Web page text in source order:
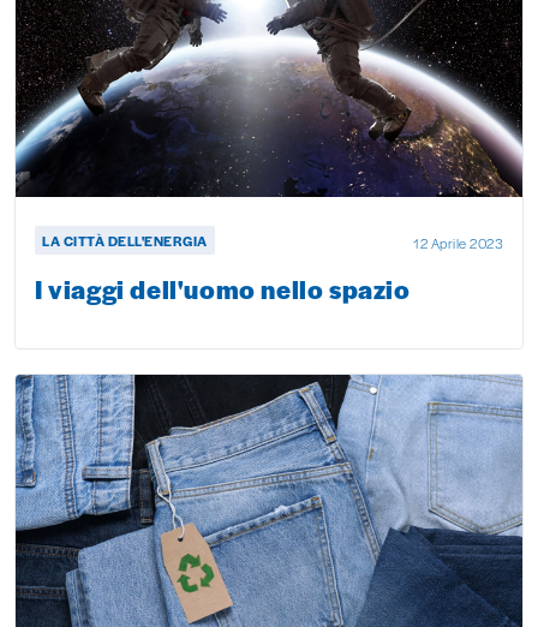
LA CITTÀ DELL'ENERGIA 12 Aprile 2023
I viaggi dell'uomo nello spazio